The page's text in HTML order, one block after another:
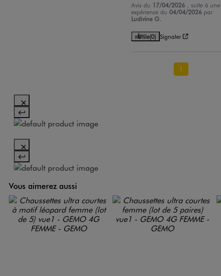
Avis du 17/04/2026
, suite à une
expérience du04/04/2026 par
Ludivine G.
Utile(0) Signaler
1
Vous aimerez aussi